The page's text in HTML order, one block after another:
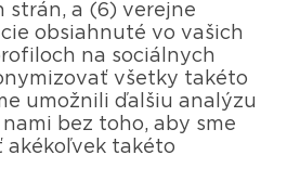
a (6) verejne
obsiahnuté vo vašich
na sociálnych
všetky takéto
umožnili ďalšiu analýzu
bez toho, aby sme
akékoľvek takéto